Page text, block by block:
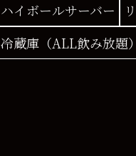
ハイボールサーバー
冷蔵庫（ALL飲み放題）